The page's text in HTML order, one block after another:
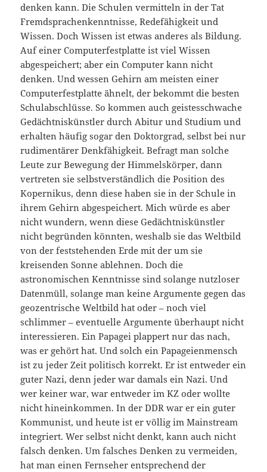
denken kann. Die Schulen vermitteln in der Tat
Fremdsprachenkenntnisse, Redefähigkeit und
Wissen. Doch Wissen ist etwas anderes als Bildung.
Auf einer Computerfestplatte ist viel Wissen
abgespeichert; aber ein Computer kann nicht
denken. Und wessen Gehirn am meisten einer
Computerfestplatte ähnelt, der bekommt die besten
Schulabschlüsse. So kommen auch geistesschwache
Gedächtniskünstler durch Abitur und Studium und
erhalten häufig sogar den Doktorgrad, selbst bei nur
rudimentärer Denkfähigkeit. Befragt man solche
Leute zur Bewegung der Himmelskörper, dann
vertreten sie selbstverständlich die Position des
Kopernikus, denn diese haben sie in der Schule in
ihrem Gehirn abgespeichert. Mich würde es aber
nicht wundern, wenn diese Gedächtniskünstler
nicht begründen könnten, weshalb sie das Weltbild
von der feststehenden Erde mit der um sie
kreisenden Sonne ablehnen. Doch die
astronomischen Kenntnisse sind solange nutzloser
Datenmüll, solange man keine Argumente gegen das
geozentrische Weltbild hat oder – noch viel
schlimmer – eventuelle Argumente überhaupt nicht
interessieren. Ein Papagei plappert nur das nach,
was er gehört hat. Und solch ein Papageienmensch
ist zu jeder Zeit politisch korrekt. Er ist entweder ein
guter Nazi, denn jeder war damals ein Nazi. Und
wer keiner war, war entweder im KZ oder wollte
nicht hineinkommen. In der DDR war er ein guter
Kommunist, und heute ist er völlig im Mainstream
integriert. Wer selbst nicht denkt, kann auch nicht
falsch denken. Um falsches Denken zu vermeiden,
hat man einen Fernseher entsprechend der